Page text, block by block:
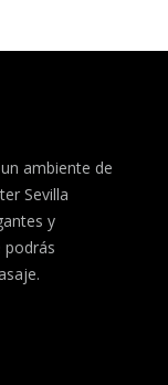
ambiente de
Sevilla
y
podrás